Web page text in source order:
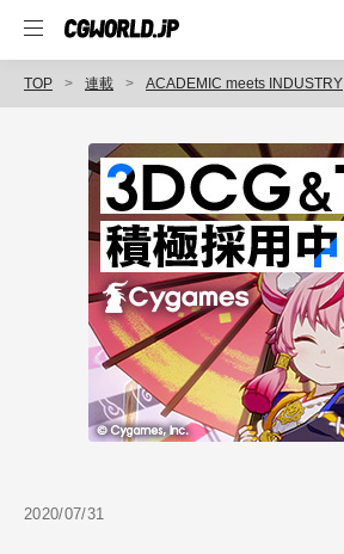
TOP 連載 ACADEMIC meets INDUSTRY
2020/07/31